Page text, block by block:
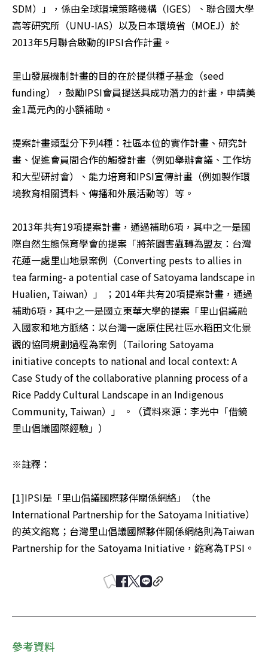
SDM）」，係由全球環境策略機構（IGES）、聯合國大學
高等研究所（UNU-IAS）以及日本環境省（MOEJ）於
2013年5月聯合啟動的IPSI合作計畫。
里山發展機制計畫的目的在於提供種子基金（seed
funding），鼓勵IPSI會員提送具成功潛力的計畫，申請美
金1萬元內的小額補助。
提案計畫類型分下列4種：社區本位的實作計畫、研究計
畫、促進會員間合作的觸發計畫（例如舉辦會議、工作坊
和大型研討會）、能力培育和IPSI宣傳計畫（例如製作環
境教育相關資料、傳播和外展活動等）等。
2013年共有19項提案計畫，通過補助6項，其中之一是國
際自然生態保育學會的提案「將茶園害蟲轉為盟友：台灣
花蓮一處里山地景案例（Converting pests to allies in
tea farming- a potential case of Satoyama landscape in
Hualien, Taiwan）」 ；2014年共有20項提案計畫，通過
補助6項，其中之一是國立東華大學的提案「里山倡議融
入國家和地方脈絡：以台灣一處原住民社區水稻田文化景
觀的協同規劃過程為案例（Tailoring Satoyama
initiative concepts to national and local context: A
Case Study of the collaborative planning process of a
Rice Paddy Cultural Landscape in an Indigenous
Community, Taiwan）」 。（資料來源：李光中「借鏡
里山倡議國際經驗」）
※註釋：
[1]IPSI是「里山倡議國際夥伴關係網絡」（the
International Partnership for the Satoyama Initiative）
的英文縮寫；台灣里山倡議國際夥伴關係網絡則為Taiwan
Partnership for the Satoyama Initiative，縮寫為TPSI。
參考資料